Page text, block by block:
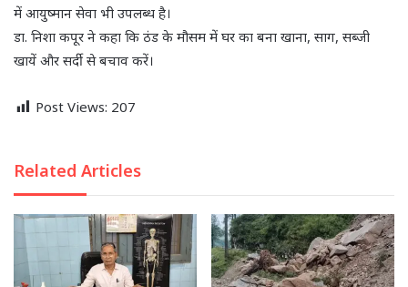
में आयुष्मान सेवा भी उपलब्ध है।
डा. निशा कपूर ने कहा कि ठंड के मौसम में घर का बना खाना, साग, सब्जी
खायें और सर्दी से बचाव करें।
Post Views: 207
Related Articles